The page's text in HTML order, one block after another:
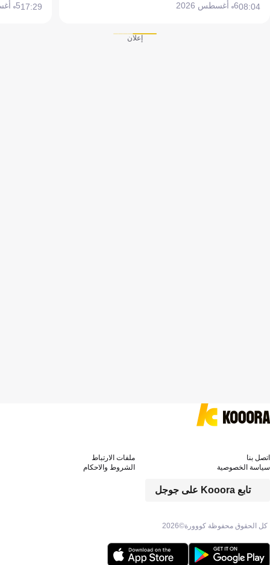
08:046 أغسطس 2026 17:295 أغسطس 2026
إعلان
كل الحقوق محفوظة كووورة©2026
تابع Kooora على جوجل
اتصل بنا
ملفات الارتباط
سياسة الخصوصية
الشروط والاحكام